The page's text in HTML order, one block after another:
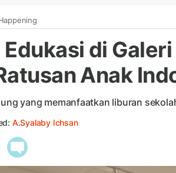
di
Anak
yang memanfaatkan liburan
A.Syalaby Ichsan